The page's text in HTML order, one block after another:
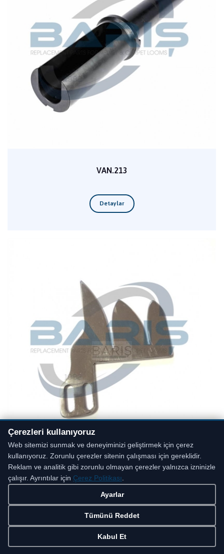
VAN.213
Detaylar
VAN.255
Çerezleri kullanıyoruz
Web sitemizi sunmak ve deneyiminizi geliştirmek için çerez
kullanıyoruz. Zorunlu çerezler sitenin çalışması için gereklidir.
Reklam ve analitik gibi zorunlu olmayan çerezler yalnızca izninizle
çalışır. Ayrıntılar için Çerez Politikası.
Ayarlar
Tümünü Reddet
Kabul Et